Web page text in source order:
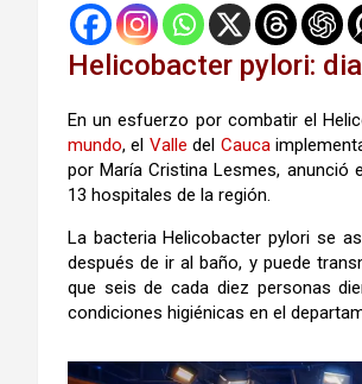
Helicobacter pylori:
En un esfuerzo por combatir el
mundo, el Valle del Cauca
por María Cristina Lesmes, anunció
13 hospitales de la región.
La bacteria Helicobacter pylori se
después de ir al baño, y puede
que seis de cada diez personas
condiciones higiénicas en el